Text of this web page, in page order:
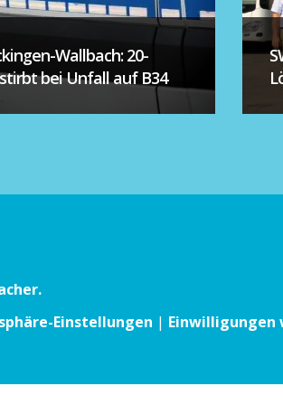
Wallbach: 20-
bei Unfall auf B34
Einstellungen |